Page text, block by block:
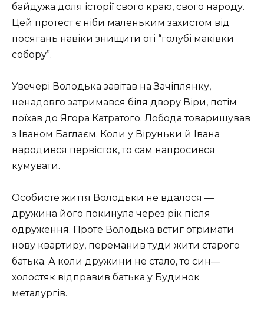
байдужа доля історії свого краю, свого народу.
Цей протест є ніби маленьким захистом від
посягань навіки знищити оті “голубі маківки
собору”.
Увечері Володька завітав на Зачіплянку,
ненадовго затримався біля двору Віри, потім
поїхав до Ягора Катратого. Лобода товаришував
з Іваном Баглаєм. Коли у Віруньки й Івана
народився первісток, то сам напросився
кумувати.
Особисте життя Володьки не вдалося —
дружина його покинула через рік після
одруження. Проте Володька встиг отримати
нову квартиру, переманив туди жити старого
батька. А коли дружини не стало, то син—
холостяк відправив батька у Будинок
металургів.